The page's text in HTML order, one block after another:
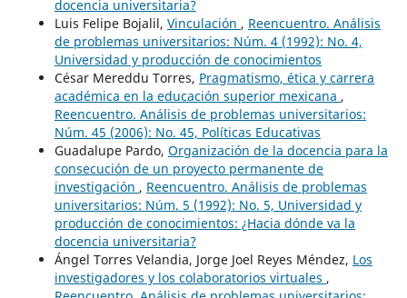
docencia universitaria?
Luis Felipe Bojalil, Vinculación , Reencuentro. Análisis
de problemas universitarios: Núm. 4 (1992): No. 4,
Universidad y producción de conocimientos
César Mereddu Torres, Pragmatismo, ética y carrera
académica en la educación superior mexicana ,
Reencuentro. Análisis de problemas universitarios:
Núm. 45 (2006): No. 45, Políticas Educativas
Guadalupe Pardo, Organización de la docencia para la
consecución de un proyecto permanente de
investigación , Reencuentro. Análisis de problemas
universitarios: Núm. 5 (1992): No. 5, Universidad y
producción de conocimientos: ¿Hacia dónde va la
docencia universitaria?
Ángel Torres Velandia, Jorge Joel Reyes Méndez, Los
investigadores y los colaboratorios virtuales ,